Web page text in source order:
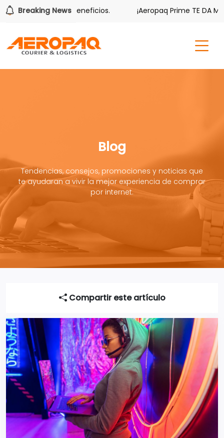
Breaking News
tiene sus beneficios. ¡Aeropaq Prime TE DA MÁS!
Blog
Tendencias, consejos, promociones y noticias que
te ayudaran a vivir la mejor experiencia de comprar
por internet.
Compartir este artículo